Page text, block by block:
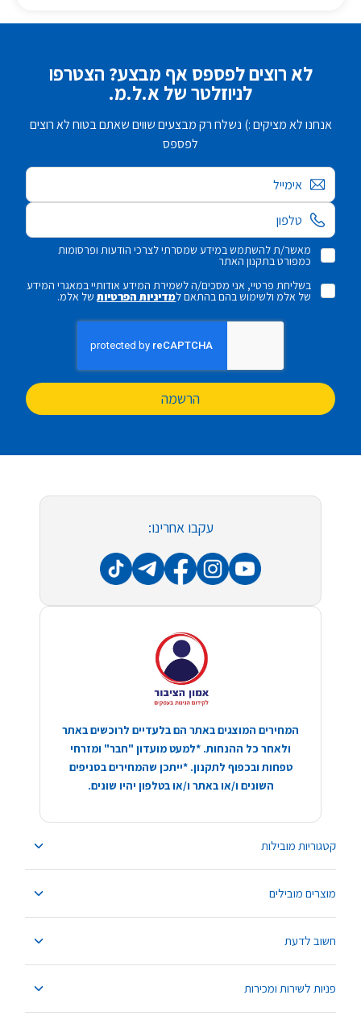
לא רוצים לפספס אף מבצע? הצטרפו
לניוזלטר של א.ל.מ.
אנחנו לא מציקים :) נשלח רק מבצעים שווים שאתם בטוח לא רוצים
לפספס
אימייל
מאשר/ת להשתמש במידע שמסרתי לצרכי הודעות ופרסומות
כמפורט בתקנון האתר
בשליחת פרטיי, אני מסכים/ה לשמירת המידע אודותיי במאגרי המידע
של אלמ ולשימוש בהם בהתאם למדיניות הפרטיותשל אלמ.
הרשמה
קטגוריות מובילות
מוצרים מובילים
חשוב לדעת
פניות לשירות ומכירות
עקבו אחרינו:
המחירים המוצגים באתר הם בלעדיים לרוכשים באתר
ולאחר כל ההנחות. *למעט מועדון "חבר" ומזרחי
טפחות ובכפוף לתקנון. *ייתכן שהמחירים בסניפים
השונים ו/או באתר ו/או בטלפון יהיו שונים.